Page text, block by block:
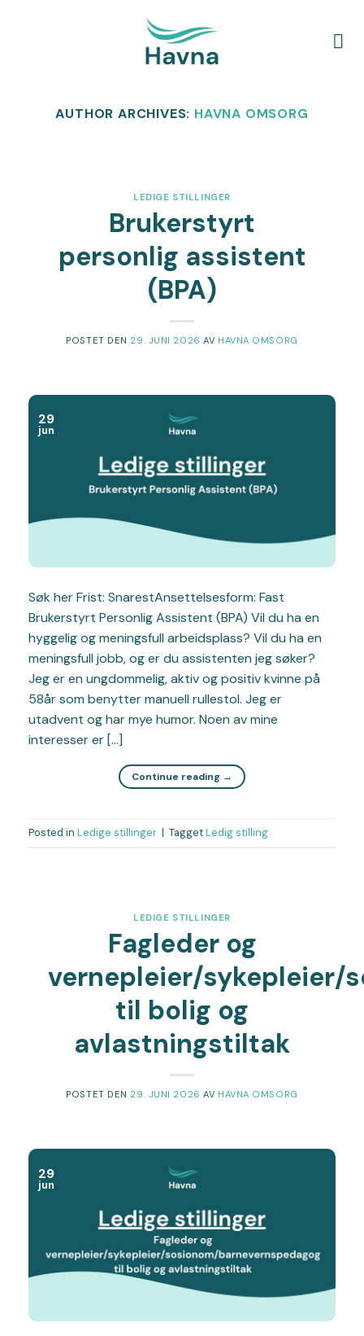
AUTHOR ARCHIVES: HAVNA OMSORG
LEDIGE STILLINGER
Brukerstyrt
personlig assistent
(BPA)
POSTET DEN 29. JUNI 2026 AV HAVNA OMSORG
29
jun
Søk her Frist: SnarestAnsettelsesform: Fast
Brukerstyrt Personlig Assistent (BPA) Vil du ha en
hyggelig og meningsfull arbeidsplass? Vil du ha en
meningsfull jobb, og er du assistenten jeg søker?
Jeg er en ungdommelig, aktiv og positiv kvinne på
58år som benytter manuell rullestol. Jeg er
utadvent og har mye humor. Noen av mine
interesser er […]
Continue reading →
Posted in Ledige stillinger | TaggetLedig stilling
LEDIGE STILLINGER
Fagleder og
vernepleier/sykepleier/
til bolig og
avlastningstiltak
POSTET DEN 29. JUNI 2026 AV HAVNA OMSORG
29
jun